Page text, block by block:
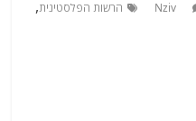
Nziv הרשות הפלסטינית,